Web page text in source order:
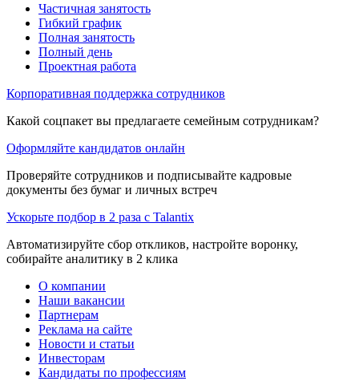
Частичная занятость
Гибкий график
Полная занятость
Полный день
Проектная работа
Корпоративная поддержка сотрудников
Какой соцпакет вы предлагаете семейным сотрудникам?
Оформляйте кандидатов онлайн
Проверяйте сотрудников и подписывайте кадровые
документы без бумаг и личных встреч
Ускорьте подбор в 2 раза с Talantix
Автоматизируйте сбор откликов, настройте воронку,
собирайте аналитику в 2 клика
О компании
Наши вакансии
Партнерам
Реклама на сайте
Новости и статьи
Инвесторам
Кандидаты по профессиям